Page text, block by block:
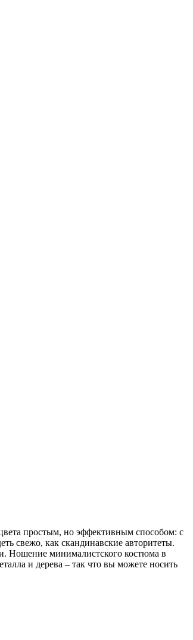
простым, но эффективным способом: с
свежо, как скандинавские авторитеты.
Ношение минималистского костюма в
и дерева – так что вы можете носить